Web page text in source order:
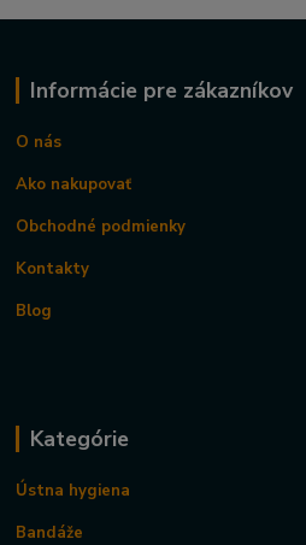
Informácie pre zákazníkov
O nás
Ako nakupovať
Obchodné podmienky
Kontakty
Blog
Kategórie
Ústna hygiena
Bandáže